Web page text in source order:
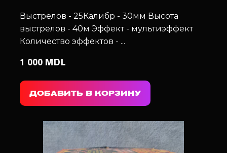
Выстрелов - 25Калибр - 30мм Высота
выстрелов - 40м Эффект - мультиэффект
Количество эффектов - ...
1 000 MDL
ДОБАВИТЬ В КОРЗИНУ